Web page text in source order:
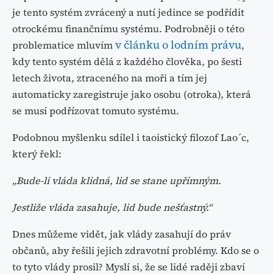
je tento systém zvrácený a nutí jedince se podřídit
otrockému finančnímu systému. Podrobněji o této
problematice mluvímv článku o lodním právu,
kdy tento systém dělá z každého člověka, po šesti
letech života, ztraceného na moři a tím jej
automaticky zaregistruje jako osobu (otroka), která
se musí podřízovat tomuto systému.
Podobnou myšlenku sdílel i taoistický filozof Lao´c,
který řekl:
„Bude-li vláda klidná, lid se stane upřímným.
Jestliže vláda zasahuje, lid bude nešťastný.“
Dnes můžeme vidět, jak vlády zasahují do práv
občanů, aby řešili jejich zdravotní problémy. Kdo se o
to tyto vlády prosil? Myslí si, že se lidé raději zbaví